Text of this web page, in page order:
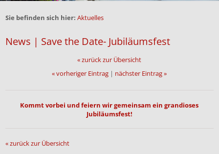
Sie befinden sich hier: Aktuelles
News | Save the Date- Jubiläumsfest
« zurück zur Übersicht
« vorheriger Eintrag | nächster Eintrag »
Kommt vorbei und feiern wir gemeinsam ein grandioses
Jubiläumsfest!
« zurück zur Übersicht